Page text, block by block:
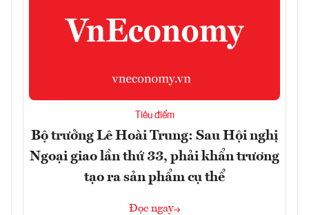
Tiêu điểm
Bộ trưởng Lê Hoài Trung: Sau Hội nghị
Ngoại giao lần thứ 33, phải khẩn trương
tạo ra sản phẩm cụ thể
Đọc ngay